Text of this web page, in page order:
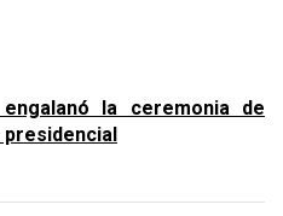
la ceremonia de